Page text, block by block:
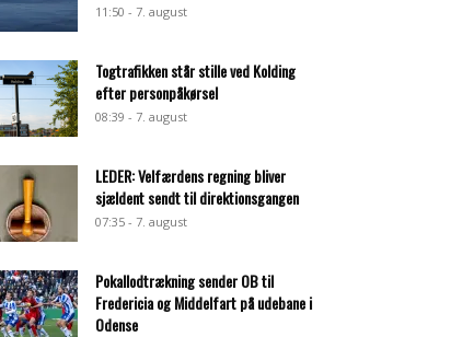
11:50 - 7. august
Togtrafikken står stille ved Kolding
efter personpåkørsel
08:39 - 7. august
LEDER: Velfærdens regning bliver
sjældent sendt til direktionsgangen
07:35 - 7. august
Pokallodtrækning sender OB til
Fredericia og Middelfart på udebane i
Odense